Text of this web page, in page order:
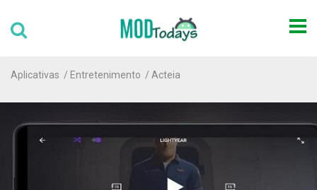
Aplicativas Entretenimento Acteia